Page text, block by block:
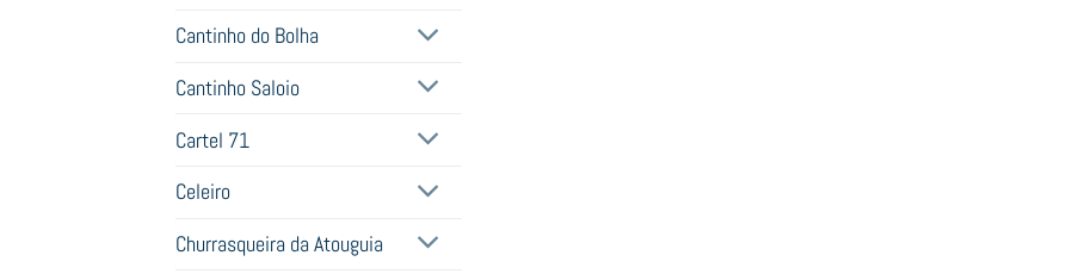
Cantinho do Bolha
Cantinho Saloio
Cartel 71
Celeiro
Churrasqueira da Atouguia